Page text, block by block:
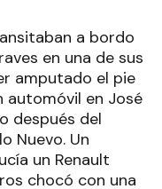
a bordo
en una de sus
amputado el pie
automóvil en José
después del
Nuevo. Un
un Renault
chocó con una